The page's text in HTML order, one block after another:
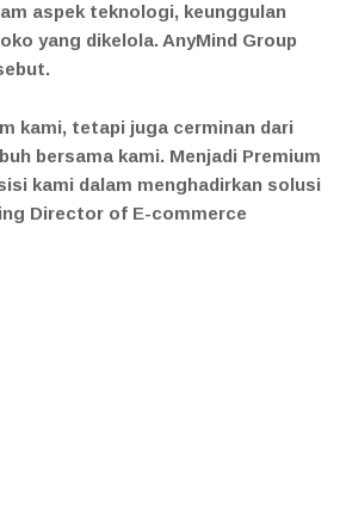
aspek teknologi, keunggulan
yang dikelola. AnyMind Group
kami, tetapi juga cerminan dari
bersama kami. Menjadi Premium
kami dalam menghadirkan solusi
Director of E-commerce